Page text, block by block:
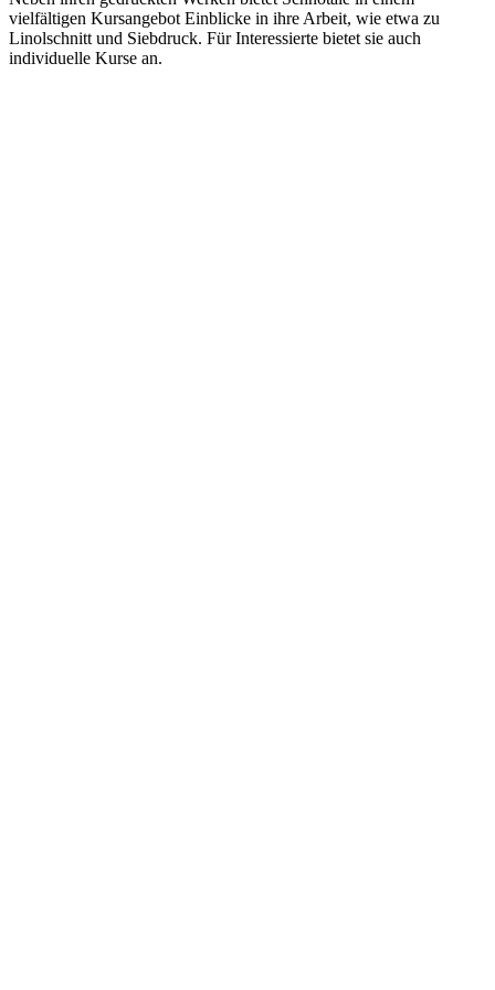
vielfältigen Kursangebot Einblicke in ihre Arbeit, wie etwa zu
Linolschnitt und Siebdruck. Für Interessierte bietet sie auch
individuelle Kurse an.